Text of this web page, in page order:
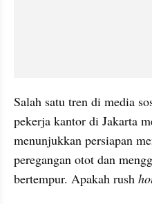
Salah satu tren di media
pekerja kantor di Jakarta
menunjukkan persiapan
peregangan otot dan
bertempur. Apakah rush